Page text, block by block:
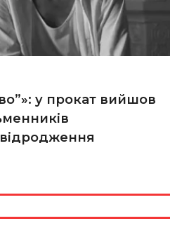
у прокат вийшов